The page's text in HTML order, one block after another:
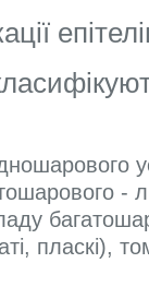
-
пласкі),